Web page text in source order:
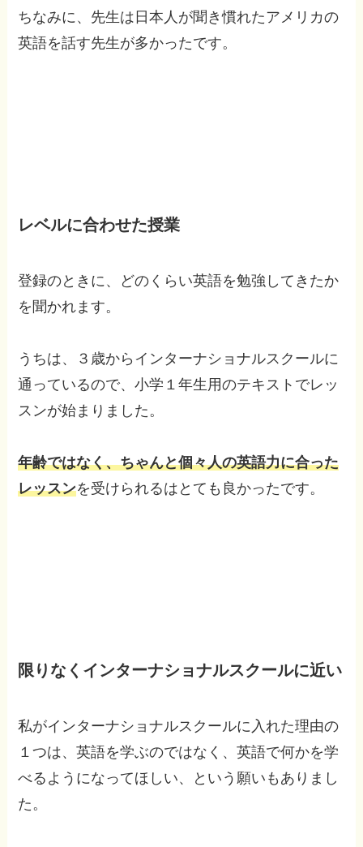
ちなみに、先生は日本人が聞き慣れたアメリカの
英語を話す先生が多かったです。
レベルに合わせた授業
登録のときに、どのくらい英語を勉強してきたか
を聞かれます。
うちは、３歳からインターナショナルスクールに
通っているので、小学１年生用のテキストでレッ
スンが始まりました。
年齢ではなく、ちゃんと個々人の英語力に合った
レッスンを受けられるはとても良かったです。
限りなくインターナショナルスクールに近い
私がインターナショナルスクールに入れた理由の
１つは、英語を学ぶのではなく、英語で何かを学
べるようになってほしい、という願いもありまし
た。